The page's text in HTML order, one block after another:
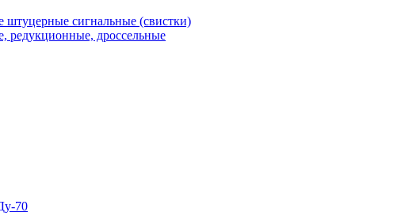
штуцерные сигнальные (свистки)
редукционные, дроссельные
70